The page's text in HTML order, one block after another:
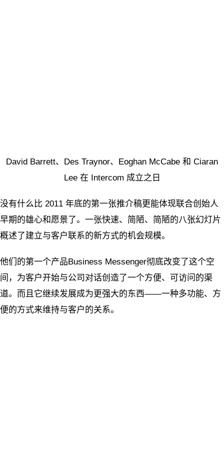
David Barrett、Des Traynor、Eoghan McCabe 和 Ciaran
Lee 在 Intercom 成立之日
没有什么比 2011 年底的第一张推介稿更能体现联合创始人
早期的雄心和愿景了。一张快速、简陋、简陋的八张幻灯片
概述了建立与客户联系的新方式的机会规模。
他们的第一个产品Business Messenger彻底改变了这个空
间，为客户开始与公司对话创造了一个方便、可访问的渠
道。而且它继续发展成为更强大的东西——一种多功能、方
便的方式来维持与客户的关系。